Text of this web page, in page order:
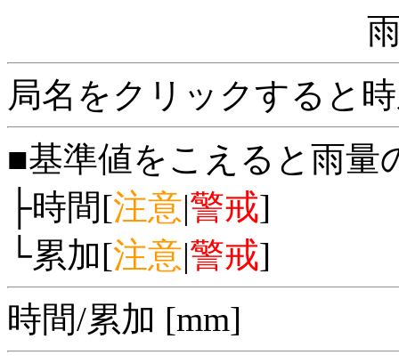
局名をクリックすると
■基準値をこえると雨量
├時間[注意|警戒]
└累加[注意|警戒]
時間/累加 [mm]